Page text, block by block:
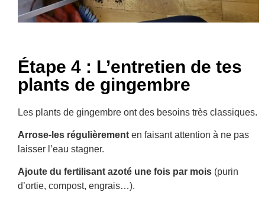
Étape 4 : L’entretien de tes
plants de gingembre
Les plants de gingembre ont des besoins très classiques.
Arrose-les régulièrement en faisant attention à ne pas
laisser l’eau stagner.
Ajoute du fertilisant azoté une fois par mois (purin
d’ortie, compost, engrais…).